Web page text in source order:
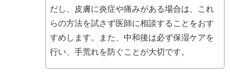
だし、皮膚に炎症や痛みがある場合は、これ
らの方法を試さず医師に相談することをおす
すめします。また、中和後は必ず保湿ケアを
行い、手荒れを防ぐことが大切です。